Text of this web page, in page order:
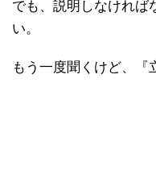
でも、説明しなければ
い。
もう一度聞くけど、『